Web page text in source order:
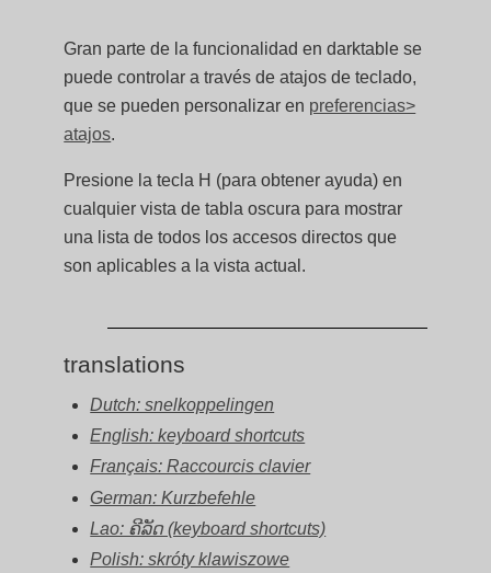
Gran parte de la funcionalidad en darktable se
puede controlar a través de atajos de teclado,
que se pueden personalizar en preferencias>
atajos.
Presione la tecla H (para obtener ayuda) en
cualquier vista de tabla oscura para mostrar
una lista de todos los accesos directos que
son aplicables a la vista actual.
translations
Dutch: snelkoppelingen
English: keyboard shortcuts
Français: Raccourcis clavier
German: Kurzbefehle
Lao: ຄີລັດ (keyboard shortcuts)
Polish: skróty klawiszowe